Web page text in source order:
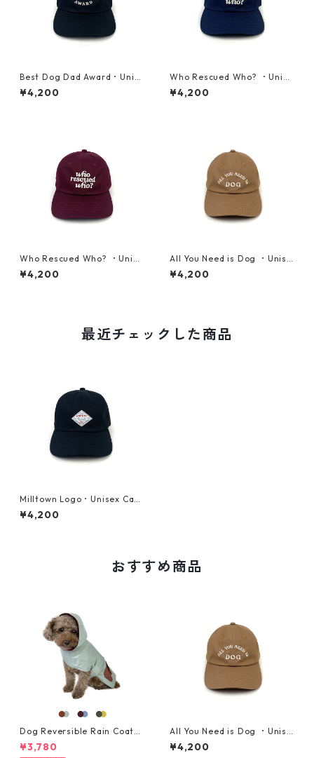
Best Dog Dad Award・Unis
ex Cap・ブラック
¥4,200
Who Rescued Who? ・Unise
x Cap・ネイビー
¥4,200
Who Rescued Who? ・Unise
x Cap・マルーン
¥4,200
All You Need is Dog ・Unise
x Cap・ナツメグブラウン
¥4,200
最近チェックした商品
Milltown Logo・Unisex Ca
p・ブラック
¥4,200
おすすめ商品
Dog Reversible Rain Coat・
リバーシブルレインコート ・
大型犬用・サイズ 2XL, 3XL
¥3,780
All You Need is Dog ・Unise
x Cap・ナツメグブラウン
¥4,200